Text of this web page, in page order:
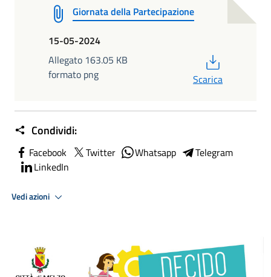
Giornata della Partecipazione
15-05-2024
Allegato 163.05 KB
formato png
Scarica
Condividi:
Facebook Twitter Whatsapp
Telegram
LinkedIn
Vedi azioni